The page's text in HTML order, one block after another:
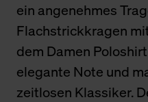
ein angenehmes
Flachstrickkragen
dem Damen
elegante Note und
zeitlosen Klassiker.